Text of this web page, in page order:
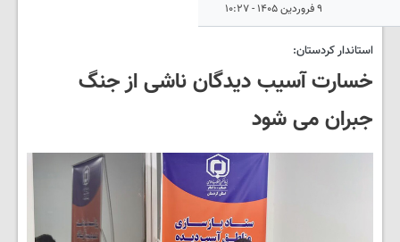
۹ فروردین ۱۴۰۵ - ۱۰:۲۷
استاندار کردستان:
خسارت آسیب دیدگان ناشی از جنگ
جبران می شود